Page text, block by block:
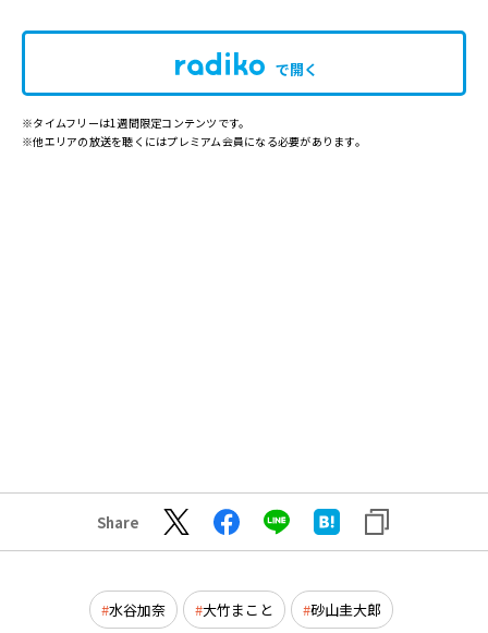
で開く
※タイムフリーは1週間限定コンテンツです。
※他エリアの放送を聴くにはプレミアム会員になる必要があります。
Share
水谷加奈 大竹まこと 砂山圭大郎